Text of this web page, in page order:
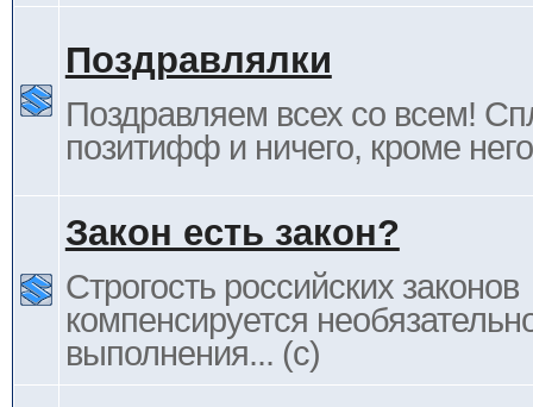
Поздравлялки
Поздравляем всех со всем!
позитифф и ничего, кроме
Закон есть закон?
Строгость российских законов
компенсируется
выполнения... (c)